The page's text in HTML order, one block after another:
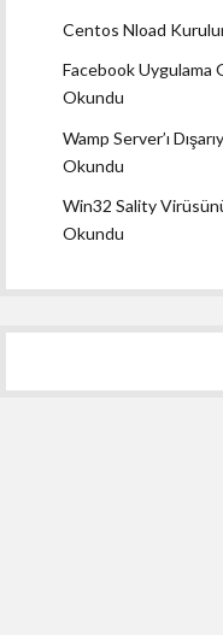
Centos Nload
Facebook Uygulama
Okundu
Wamp Server’ı
Okundu
Win32 Sality
Okundu